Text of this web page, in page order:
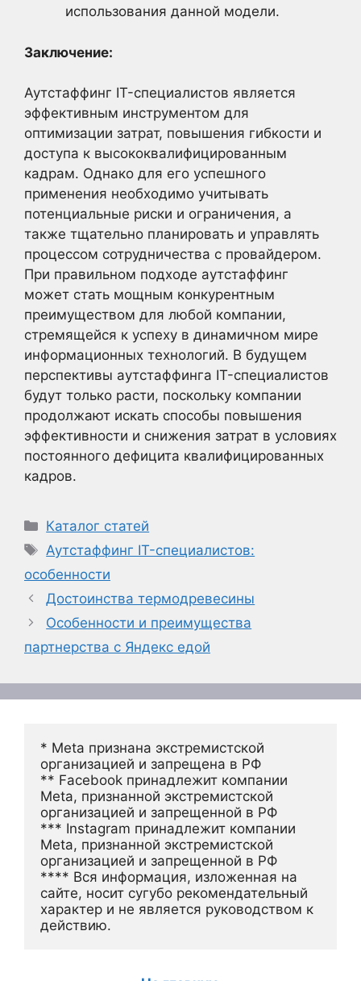
использования данной модели.
Заключение:
Аутстаффинг IT-специалистов является
эффективным инструментом для
оптимизации затрат, повышения гибкости и
доступа к высококвалифицированным
кадрам. Однако для его успешного
применения необходимо учитывать
потенциальные риски и ограничения, а
также тщательно планировать и управлять
процессом сотрудничества с провайдером.
При правильном подходе аутстаффинг
может стать мощным конкурентным
преимуществом для любой компании,
стремящейся к успеху в динамичном мире
информационных технологий. В будущем
перспективы аутстаффинга IT-специалистов
будут только расти, поскольку компании
продолжают искать способы повышения
эффективности и снижения затрат в условиях
постоянного дефицита квалифицированных
кадров.
Рубрики
Каталог статей
Метки
Аутстаффинг IT-специалистов:
особенности
Достоинства термодревесины
Особенности и преимущества
партнерства с Яндекс едой
* Meta признана экстремистской
организацией и запрещена в РФ
** Facebook принадлежит компании
Meta, признанной экстремистской
организацией и запрещенной в РФ
*** Instagram принадлежит компании
Meta, признанной экстремистской
организацией и запрещенной в РФ
**** Вся информация, изложенная на
сайте, носит сугубо рекомендательный
характер и не является руководством к
действию.